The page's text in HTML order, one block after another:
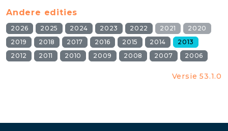
Andere edities
2026 2025 2024 2023 2022 2021
2020
2019
2018 2017 2016 2015 2014
2013
2012
2011 2010 2009 2008 2007 2006
Versie 53.1.0